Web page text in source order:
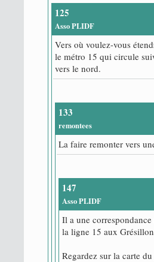
125
Asso PLIDF
Vers où voulez-vous
le métro 15 qui circule
vers le nord.
133
remontees
La faire remonter vers
147
Asso PLIDF
Il a une
la ligne 15 aux
Regardez sur la carte